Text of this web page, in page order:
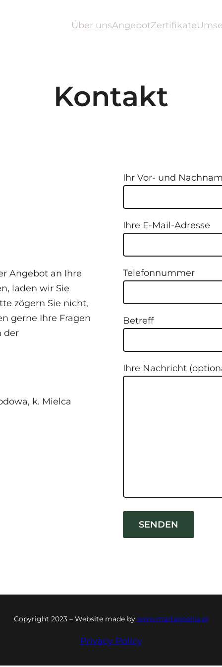
Über unsAngebotZertifikate
Kontakt
Angebot an Ihre
laden wir Sie
zögern Sie nicht,
gerne Ihre Fragen
der
k. Mielca
Ihr Vor- und
Ihre E-Mail-Adresse
Telefonnummer
Betreff
Ihre Nachricht
Copyright 2023 – Website made by www.martaocenia.pl
Privacy Policy